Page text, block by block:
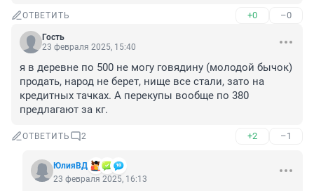
ОТВЕТИТЬ +0 –0
Гость
23 февраля 2025, 15:40
я в деревне по 500 не могу говядину (молодой бычок)
продать, народ не берет, нище все стали, зато на
кредитных тачках. А перекупы вообще по 380
предлагают за кг.
ОТВЕТИТЬ 2 +2 –1
ЮлияВД
23 февраля 2025, 16:13